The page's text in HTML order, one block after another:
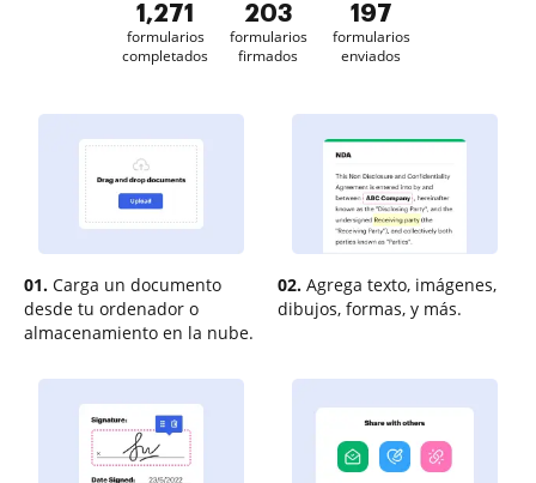
1,271
formularios
completados
203
formularios
firmados
197
formularios
enviados
01. Carga un documento
desde tu ordenador o
almacenamiento en la nube.
02. Agrega texto, imágenes,
dibujos, formas, y más.